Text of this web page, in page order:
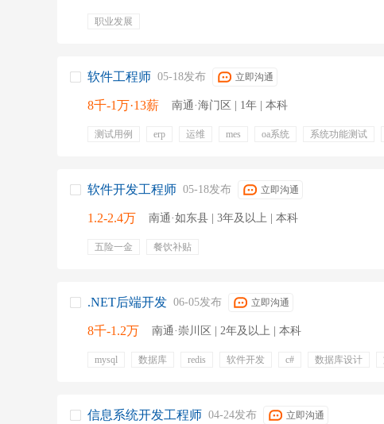
职业发展
软件工程师 05-18发布 立即沟通
8千-1万·13薪 南通·海门区 | 1年 | 本科
测试用例 erp 运维 mes oa系统 系统功能测试
软件开发工程师 05-18发布 立即沟通
1.2-2.4万 南通·如东县 | 3年及以上 | 本科
五险一金 餐饮补贴
.NET后端开发 06-05发布 立即沟通
8千-1.2万 南通·崇川区 | 2年及以上 | 本科
mysql 数据库 redis 软件开发 c# 数据库设计
信息系统开发工程师 04-24发布 立即沟通